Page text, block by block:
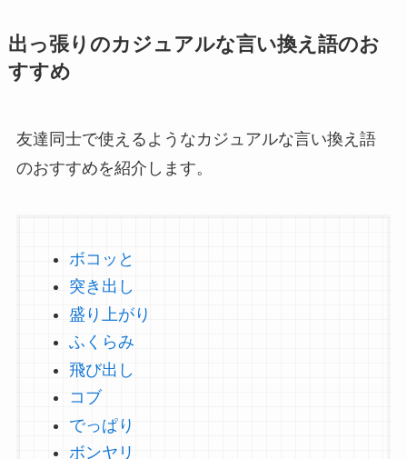
出っ張りのカジュアルな言い換え語のお
すすめ
友達同士で使えるようなカジュアルな言い換え語
のおすすめを紹介します。
ボコッと
突き出し
盛り上がり
ふくらみ
飛び出し
コブ
でっぱり
ボンヤリ